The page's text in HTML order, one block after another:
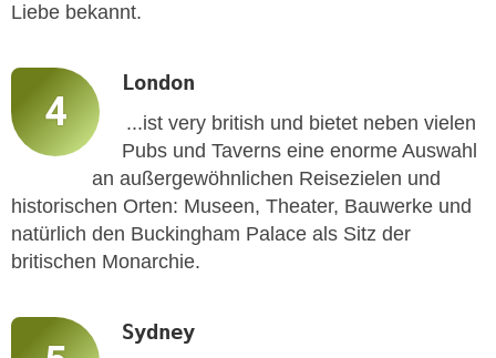
Liebe bekannt.
London
...ist very british und bietet neben vielen
Pubs und Taverns eine enorme Auswahl
an außergewöhnlichen Reisezielen und
historischen Orten: Museen, Theater, Bauwerke und
natürlich den Buckingham Palace als Sitz der
britischen Monarchie.
Sydney